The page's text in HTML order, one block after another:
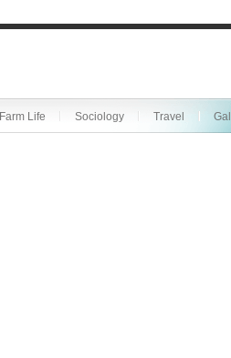
Farm Life Sociology Travel